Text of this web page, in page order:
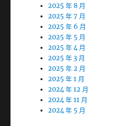
2025 年 8 月
2025 年 7 月
2025 年 6 月
2025 年 5 月
2025 年 4 月
2025 年 3 月
2025 年 2 月
2025 年 1 月
2024 年 12 月
2024 年 11 月
2024 年 5 月